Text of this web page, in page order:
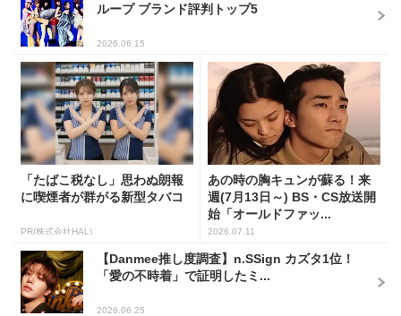
ループ ブランド評判トップ5
2026.06.15
「たばこ税なし」思わぬ朗報
に喫煙者が群がる新型タバコ
PR(株式会社HAL)
あの時の胸キュンが蘇る！来
週(7月13日～) BS・CS放送開
始「オールドファッ...
2026.07.11
【Danmee推し度調査】n.SSign カズタ1位！
「愛の不時着」で証明したミ...
2026.06.25